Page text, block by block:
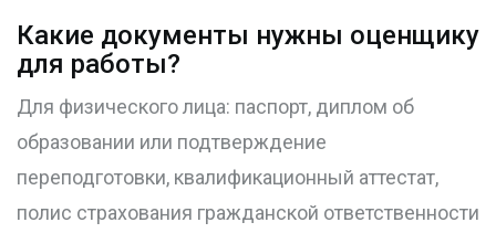
Какие документы нужны оценщику
для работы?
Для физического лица: паспорт, диплом об
образовании или подтверждение
переподготовки, квалификационный аттестат,
полис страхования гражданской ответственности